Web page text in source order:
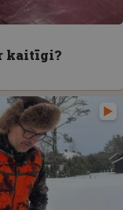
kaitīgi?